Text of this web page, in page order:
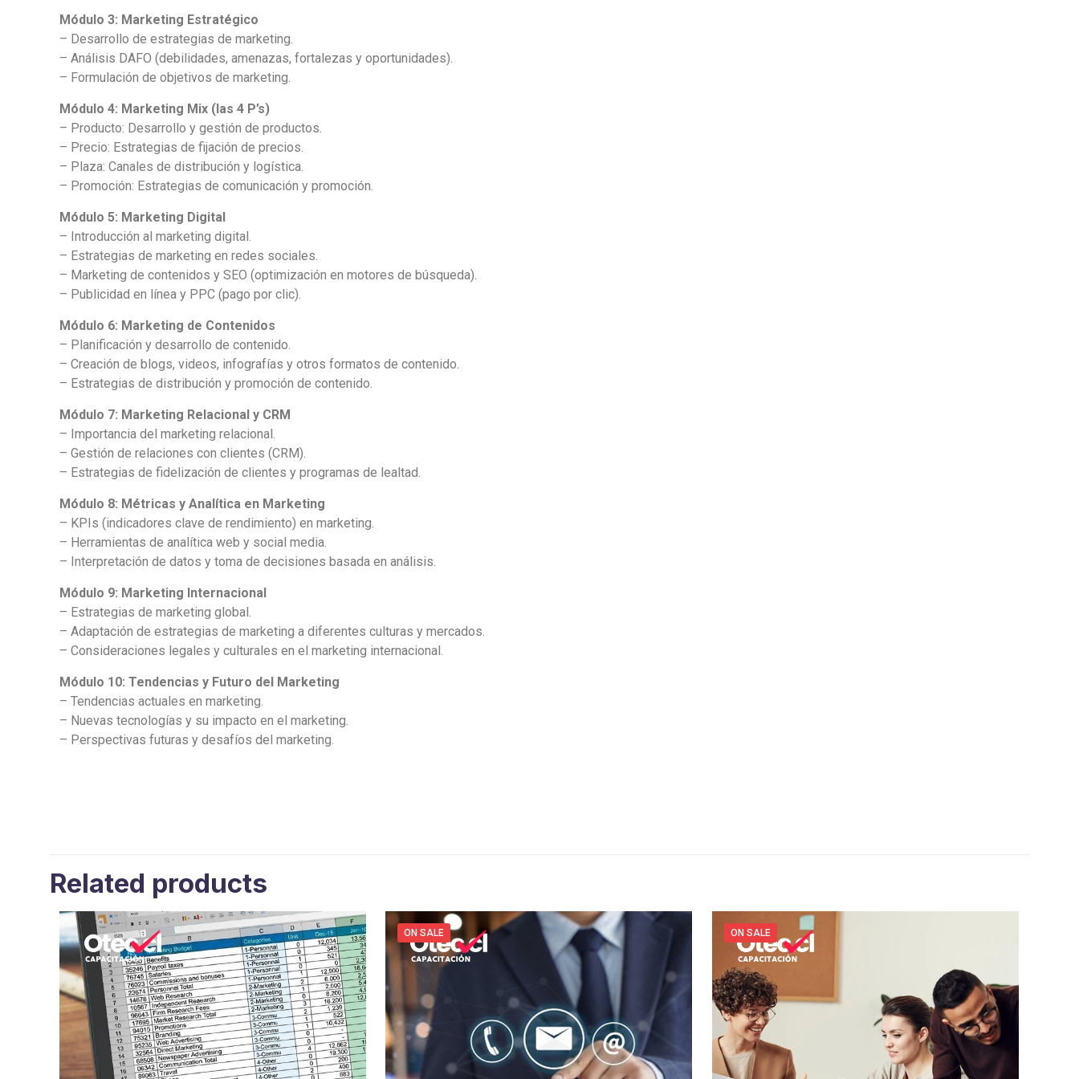
Módulo 3: Marketing Estratégico
– Desarrollo de estrategias de marketing.
– Análisis DAFO (debilidades, amenazas, fortalezas y oportunidades).
– Formulación de objetivos de marketing.
Módulo 4: Marketing Mix (las 4 P’s)
– Producto: Desarrollo y gestión de productos.
– Precio: Estrategias de fijación de precios.
– Plaza: Canales de distribución y logística.
– Promoción: Estrategias de comunicación y promoción.
Módulo 5: Marketing Digital
– Introducción al marketing digital.
– Estrategias de marketing en redes sociales.
– Marketing de contenidos y SEO (optimización en motores de búsqueda).
– Publicidad en línea y PPC (pago por clic).
Módulo 6: Marketing de Contenidos
– Planificación y desarrollo de contenido.
– Creación de blogs, videos, infografías y otros formatos de contenido.
– Estrategias de distribución y promoción de contenido.
Módulo 7: Marketing Relacional y CRM
– Importancia del marketing relacional.
– Gestión de relaciones con clientes (CRM).
– Estrategias de fidelización de clientes y programas de lealtad.
Módulo 8: Métricas y Analítica en Marketing
– KPIs (indicadores clave de rendimiento) en marketing.
– Herramientas de analítica web y social media.
– Interpretación de datos y toma de decisiones basada en análisis.
Módulo 9: Marketing Internacional
– Estrategias de marketing global.
– Adaptación de estrategias de marketing a diferentes culturas y mercados.
– Consideraciones legales y culturales en el marketing internacional.
Módulo 10: Tendencias y Futuro del Marketing
– Tendencias actuales en marketing.
– Nuevas tecnologías y su impacto en el marketing.
– Perspectivas futuras y desafíos del marketing.
Related products
ON SALE ON SALE